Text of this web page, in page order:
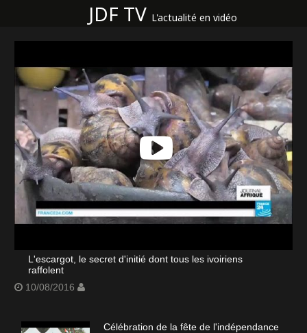
JDF TV L'actualité en vidéo
L'escargot, le secret d'initié dont tous les ivoiriens
raffolent
10/08/2016
Célébration de la fête de l'indépendance